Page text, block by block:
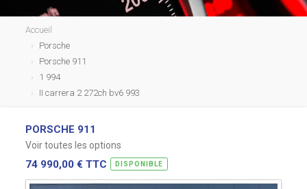
Accueil
Porsche
Porsche 911
1 994
II carrera 2 272ch bv6 993
PORSCHE 911
Voir toutes les options
74 990,00 € TTC DISPONIBLE